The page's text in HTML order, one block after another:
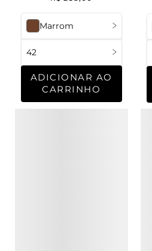
Marrom
42
ADICIONAR AO
CARRINHO
Bojo Renda Deep